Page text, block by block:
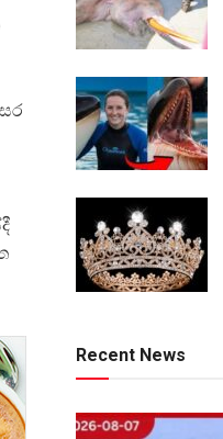
Recent News